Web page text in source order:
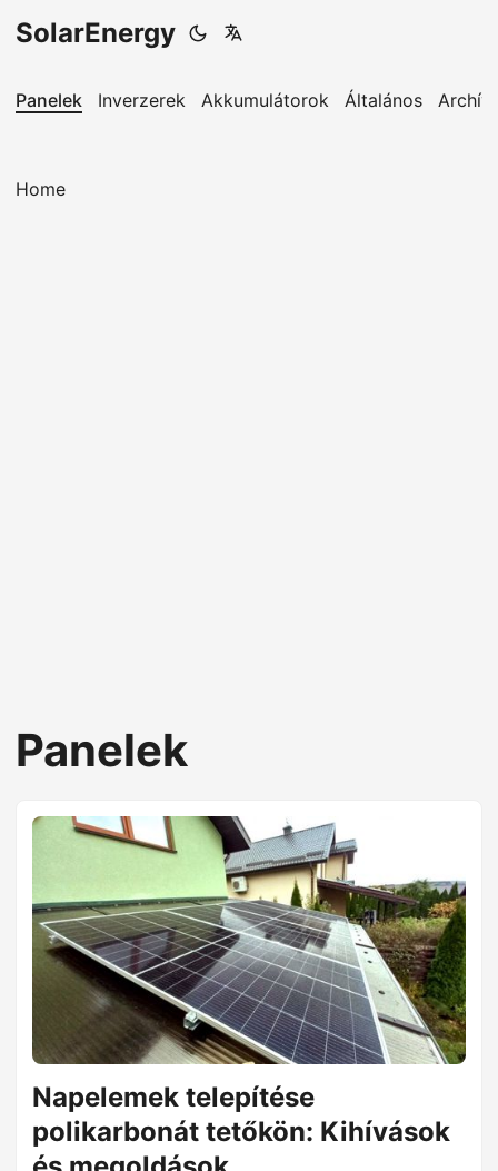
SolarEnergy
Panelek Inverzerek Akkumulátorok Általános
Home
Panelek
Napelemek telepítése
polikarbonát tetőkön: Kihívások